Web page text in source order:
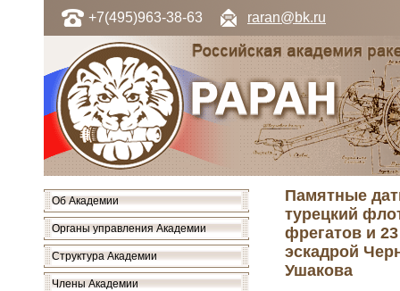
+7(495)963-38-63 raran@bk.ru
Об Академии
Органы управления Академии
Структура Академии
Члены Академии
Памятные
турецкий
фрегатов и
эскадрой
Ушакова